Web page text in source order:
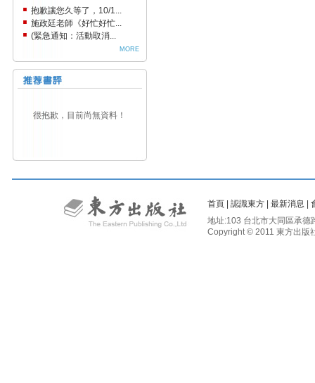
抱歉讓您久等了，10/1...
施政廷老師《好忙好忙...
(緊急通知：活動取消...
MORE
很抱歉，目前尚無資料！
首頁 認識東方 最新消息
地址:103 台北市大同區承
Copyright © 2011 東方出版